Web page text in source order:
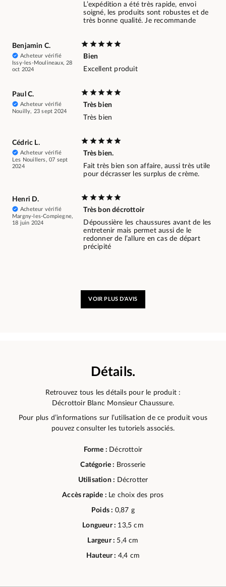
L’expédition a été très rapide, envoi
soigné, les produits sont robustes et de
très bonne qualité. Je recommande
Benjamin C.
Acheteur vérifié
Issy-les-Moulineaux, 28
oct 2024
Bien
Excellent produit
Paul C.
Acheteur vérifié
Nouilly, 23 sept 2024
Très bien
Très bien
Cédric L.
Acheteur vérifié
Les Nouillers, 07 sept
2024
Très bien.
Fait très bien son affaire, aussi très utile
pour décrasser les surplus de crème.
Henri D.
Acheteur vérifié
Margny-les-Compiegne,
18 juin 2024
Très bon décrottoir
Dépoussière les chaussures avant de les
entretenir mais permet aussi de le
redonner de l’allure en cas de départ
précipité
VOIR PLUS D'AVIS
Détails.
Retrouvez tous les détails pour le produit :
Décrottoir Blanc Monsieur Chaussure.
Pour plus d’informations sur l’utilisation de ce produit vous
pouvez consulter les tutoriels associés.
Forme : Décrottoir
Catégorie : Brosserie
Utilisation : Décrotter
Accès rapide : Le choix des pros
Poids : 0,87 g
Longueur : 13,5 cm
Largeur : 5,4 cm
Hauteur : 4,4 cm